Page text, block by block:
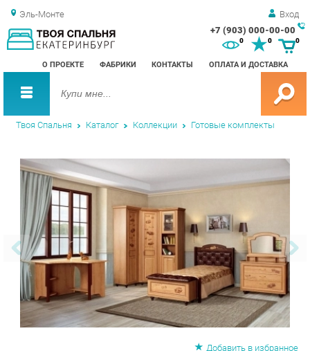
Эль-Монте Вход
+7 (903) 000-00-00
О ПРОЕКТЕ ФАБРИКИ КОНТАКТЫ ОПЛАТА И ДОСТАВКА
0 0
Твоя Спальня Каталог Коллекции Готовые комплекты